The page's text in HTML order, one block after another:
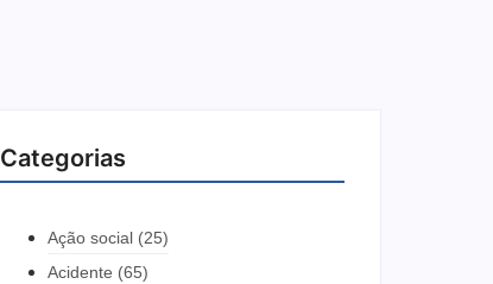
Categorias
Ação social (25)
Acidente (65)